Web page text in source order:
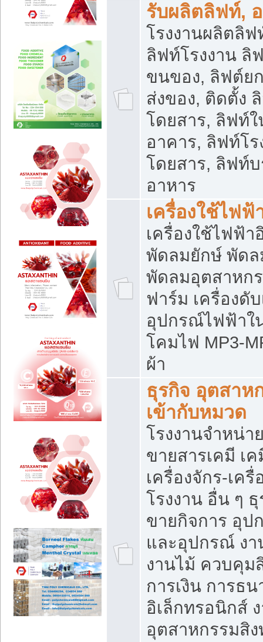
รับผลิตลิฟท์,
โรงงานผลิตลิ
ลิฟท์โรงงาน ลิ
ขนของ, ลิฟต์ย
ส่งของ, ติดตั้ง
โดยสาร, ลิฟท์
อาคาร, ลิฟท์โ
โดยสาร, ลิฟท์
อาหาร
เครื่องใช้ไฟฟ้
เครื่องใช้ไฟฟ้า
พัดลมยักษ์ พัด
พัดลมอุตสาหก
ฟาร์ม เครื่องดั
อุปกรณ์ไฟฟ้าใ
โคมไฟ MP3-
ผ้า
ธุรกิจ อุตสาห
เข้ากับหมวด
โรงงานจำหน่
ขายสารเคมี เ
เครื่องจักร-เค
โรงงาน อื่น ๆ
ขายกิจการ อุป
และอุปกรณ์ ง
งานไม้ ควบคุม
การเงิน การธ
อิเล็กทรอนิกส์
อุตสาหกรรมสิ